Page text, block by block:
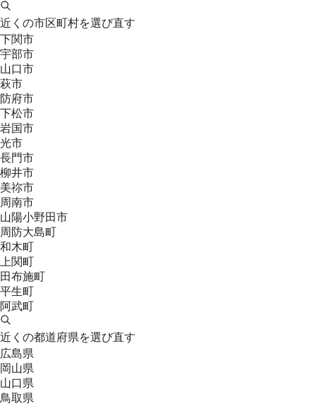
近くの市区町村を選び直す
下関市
宇部市
山口市
萩市
防府市
下松市
岩国市
光市
長門市
柳井市
美祢市
周南市
山陽小野田市
周防大島町
和木町
上関町
田布施町
平生町
阿武町
近くの都道府県を選び直す
広島県
岡山県
山口県
鳥取県